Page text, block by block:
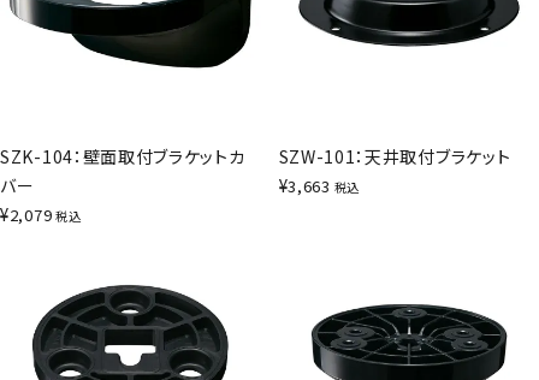
SZK-104：壁面取付ブラケットカ
バー
¥2,079 税込
SZW-101：天井取付ブラケット
¥3,663 税込